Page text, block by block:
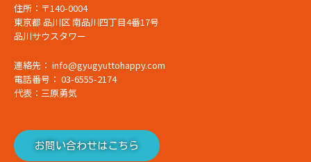
住所：〒140-0004
東京都 品川区 南品川四丁目4番17号
品川サウスタワー
連絡先： info@gyugyuttohappy.com
電話番号： 03-6555-2174
代表：三原勇気
お問い合わせはこちら